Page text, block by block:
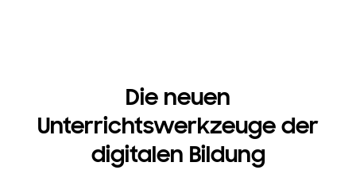
Die neuen
Unterrichtswerkzeuge der
digitalen Bildung